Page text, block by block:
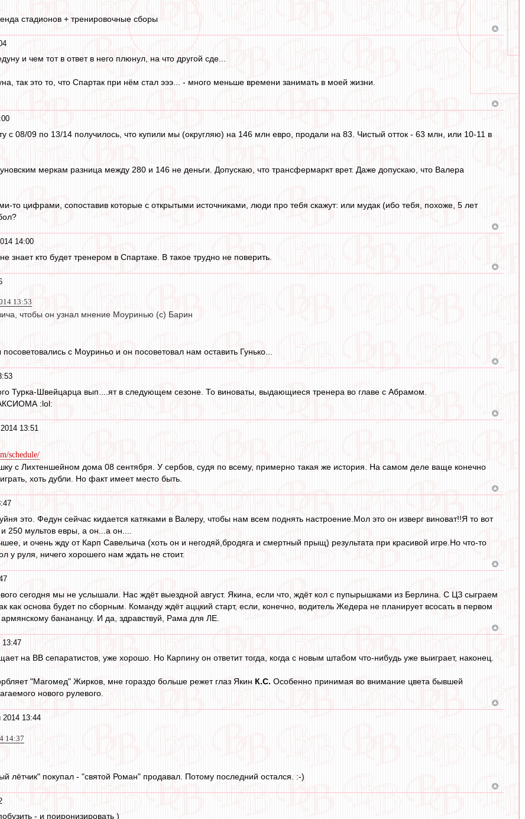
стадионов + тренировочные сборы
и чем тот в ответ в него плюнул, на что другой сде...
так это то, что Спартак при нём стал эээ... - много меньше времени занимать в моей жизни.
с 08/09 по 13/14 получилось, что купили мы (округляю) на 146 млн евро, продали на 83. Чистый отток - 63 млн, или 10-11 в
меркам разница между 280 и 146 не деньги. Допускаю, что трансфермаркт врет. Даже допускаю, что Валера
то цифрами, сопоставив которые с открытыми источниками, люди про тебя скажут: или мудак (ибо тебя, похоже, 5 лет
14:00
знает кто будет тренером в Спартаке. В такое трудно не поверить.
13:53
чтобы он узнал мнение Моуринью (с) Барин
с Моуриньо и он посоветовал нам оставить Гунько...
Турка-Швейцарца вып....ят в следующем сезоне. То виноваты, выдающиеся тренера во главе с Абрамом.
:lol:
13:51
schedule/
с Лихтеншейном дома 08 сентября. У сербов, судя по всему, примерно такая же история. На самом деле ваще конечно
хоть дубли. Но факт имеет место быть.
это. Федун сейчас кидается катяками в Валеру, чтобы нам всем поднять настроение.Мол это он изверг виноват!!Я то вот
250 мультов евры, а он...а он....
и очень жду от Карп Савельича (хоть он и негодяй,бродяга и смертный прыщ) результата при красивой игре.Но что-то
у руля, ничего хорошего нам ждать не стоит.
сегодня мы не услышали. Нас ждёт выездной август. Якина, если что, ждёт кол с пупырышками из Берлина. С ЦЗ сыграем
как основа будет по сборным. Команду ждёт аццкий старт, если, конечно, водитель Жедера не планирует всосать в первом
банананцу. И да, здравствуй, Рама для ЛЕ.
на ВВ сепаратистов, уже хорошо. Но Карпину он ответит тогда, когда с новым штабом что-нибудь уже выиграет, наконец.
"Магомед" Жирков, мне гораздо больше режет глаз Якин К.С. Особенно принимая во внимание цвета бывшей
нового рулевого.
13:44
14:37
лётчик" покупал - "святой Роман" продавал. Потому последний остался. :-)
- и поиронизировать )